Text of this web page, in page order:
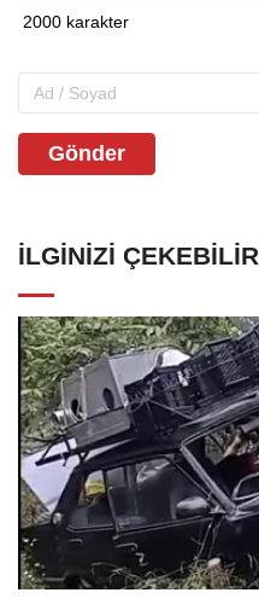
Gönder
İLGINIZI ÇEKEBILIR